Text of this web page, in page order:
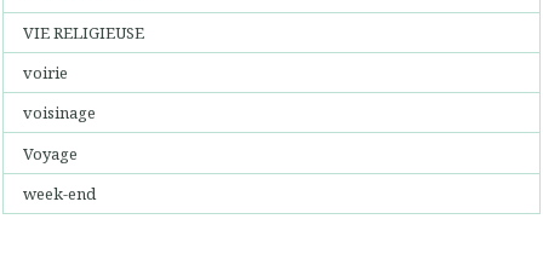
VIE RELIGIEUSE
voirie
voisinage
Voyage
week-end